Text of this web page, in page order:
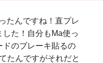
たんですね！直プレ
た！自分もMa使っ
ドのブレーキ貼るの
たんですがそれだと